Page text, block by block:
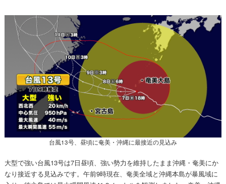
台風13号、昼頃に奄美・沖縄に最接近の見込み
大型で強い台風13号は7日昼頃、強い勢力を維持したまま沖縄・奄美にか
なり接近する見込みです。午前9時現在、奄美全域と沖縄本島が暴風域に